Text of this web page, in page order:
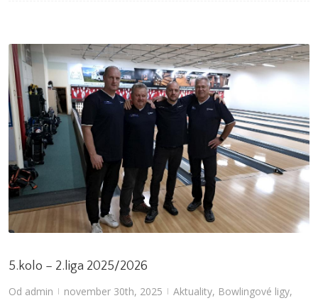
5.kolo – 2.liga 2025/2026
Od admin | november 30th, 2025 | Aktuality, Bowlingové ligy,